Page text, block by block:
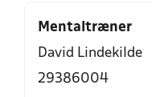
Mentaltræner
David Lindekilde
29386004